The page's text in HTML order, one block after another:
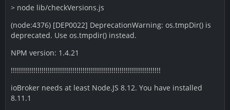
> node lib/checkVersions.js
(node:4376) [DEP0022] DeprecationWarning: os.tmpDir() is
deprecated. Use os.tmpdir() instead.
NPM version: 1.4.21
!!!!!!!!!!!!!!!!!!!!!!!!!!!!!!!!!!!!!!!!!!!!!!!!!!!!!!!!!!!!!!!!!!!!!!!!!
ioBroker needs at least Node.JS 8.12. You have installed
8.11.1